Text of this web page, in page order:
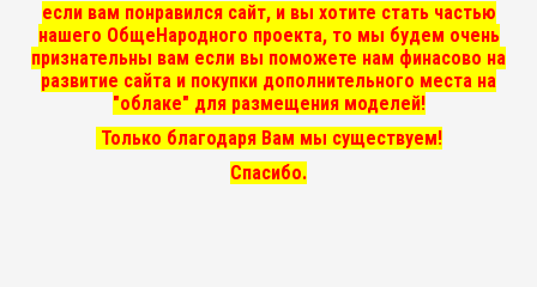
если вам понравился сайт, и вы хотите стать частью
нашего ОбщеНародного проекта, то мы будем очень
признательны вам если вы поможете нам финасово на
развитие сайта и покупки дополнительного места на
"облаке" для размещения моделей!
Только благодаря Вам мы существуем!
Спасибо.